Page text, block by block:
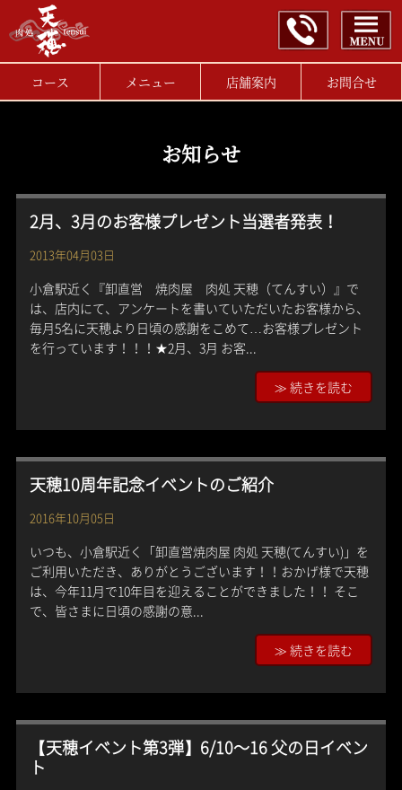
コース メニュー 店舗案内 お問合せ
お知らせ
2月、3月のお客様プレゼント当選者発表！
2013年04月03日
小倉駅近く『卸直営 焼肉屋 肉処 天穂（てんすい）』で
は、店内にて、アンケートを書いていただいたお客様から、
毎月5名に天穂より日頃の感謝をこめて…お客様プレゼント
を行っています！！！★2月、3月 お客...
≫ 続きを読む
天穂10周年記念イベントのご紹介
2016年10月05日
いつも、小倉駅近く「卸直営焼肉屋 肉処 天穂(てんすい)」を
ご利用いただき、ありがとうございます！！おかげ様で天穂
は、今年11月で10年目を迎えることができました！！ そこ
で、皆さまに日頃の感謝の意...
≫ 続きを読む
【天穂イベント第3弾】6/10〜16 父の日イベン
ト